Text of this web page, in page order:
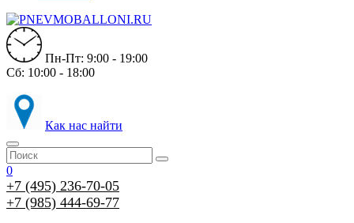
Пн-Пт: 9:00 - 19:00
Сб: 10:00 - 18:00
Как нас найти
0
+7 (495) 236-70-05
+7 (985) 444-69-77